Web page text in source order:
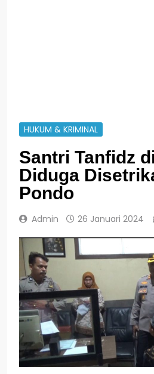
HUKUM & KRIMINAL
Santri Tanfidz
Diduga
Pondo
Admin 26 Januari 2024